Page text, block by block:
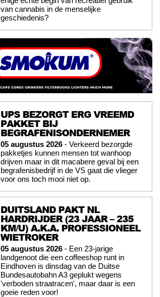
van cannabis in de menselijke
geschiedenis?
UPS BEZORGT ERG VREEMD
PAKKET BIJ
BEGRAFENISONDERNEMER
05 augustus 2026 - Verkeerd bezorgde
pakketjes kunnen mensen tot wanhoop
drijven maar in dit macabere geval bij een
begrafenisbedrijf in de VS gaat die vlieger
voor ons toch mooi niet op.
DUITSLAND PAKT NL
HARDRIJDER (23 JAAR – 235
KM/U) A.K.A. PROFESSIONEEL
WIETROKER
05 augustus 2026 - Een 23-jarige
landgenoot die een coffeeshop runt in
Eindhoven is dinsdag van de Duitse
Bundesautobahn A3 geplukt wegens
'verboden straatracen', maar daar is een
goeie reden voor!